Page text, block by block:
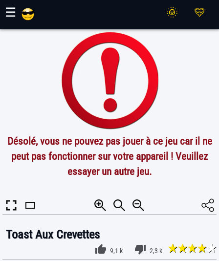
☰
Désolé, vous ne pouvez pas jouer à ce jeu car il ne
peut pas fonctionner sur votre appareil ! Veuillez
essayer un autre jeu.
Toast Aux Crevettes
9,1 k 2,3 k